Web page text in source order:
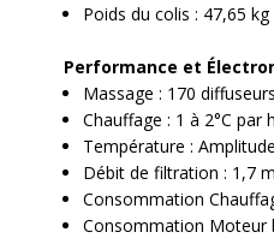
Poids du colis : 47,65 kg
Performance et
Massage : 170
Chauffage : 1 à 2°C par
Température :
Débit de filtration : 1,7
Consommation
Consommation Moteur